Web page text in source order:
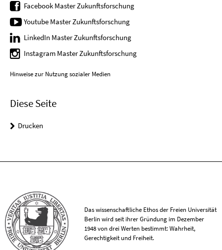
Facebook Master Zukunftsforschung
Youtube Master Zukunftsforschung
LinkedIn Master Zukunftsforschung
Instagram Master Zukunftsforschung
Hinweise zur Nutzung sozialer Medien
Diese Seite
Drucken
Das wissenschaftliche Ethos der Freien Universität
Berlin wird seit ihrer Gründung im Dezember
1948 von drei Werten bestimmt: Wahrheit,
Gerechtigkeit und Freiheit.